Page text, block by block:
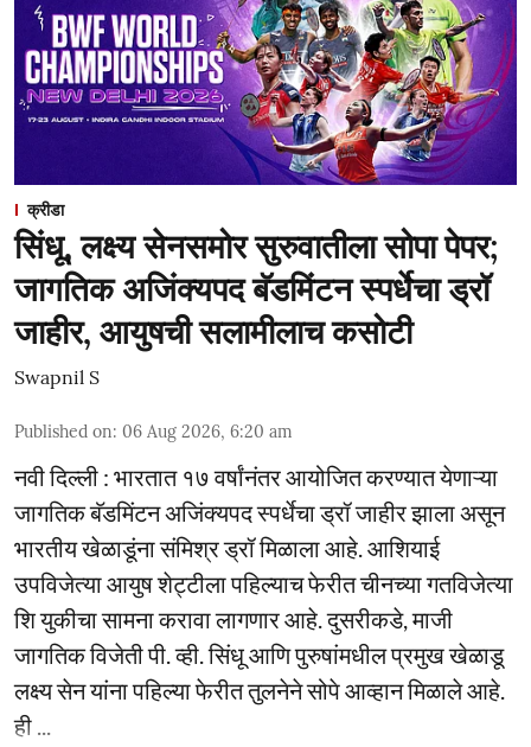
क्रीडा
सिंधू, लक्ष्य सेनसमोर सुरुवातीला सोपा पेपर;
जागतिक अजिंक्यपद बॅडमिंटन स्पर्धेचा ड्रॉ
जाहीर, आयुषची सलामीलाच कसोटी
Swapnil S
Published on: 06 Aug 2026, 6:20 am
नवी दिल्ली : भारतात १७ वर्षांनंतर आयोजित करण्यात येणाऱ्या
जागतिक बॅडमिंटन अजिंक्यपद स्पर्धेचा ड्रॉ जाहीर झाला असून
भारतीय खेळाडूंना संमिश्र ड्रॉ मिळाला आहे. आशियाई
उपविजेत्या आयुष शेट्टीला पहिल्याच फेरीत चीनच्या गतविजेत्या
शि युकीचा सामना करावा लागणार आहे. दुसरीकडे, माजी
जागतिक विजेती पी. व्ही. सिंधू आणि पुरुषांमधील प्रमुख खेळाडू
लक्ष्य सेन यांना पहिल्या फेरीत तुलनेने सोपे आव्हान मिळाले आहे.
ही ...